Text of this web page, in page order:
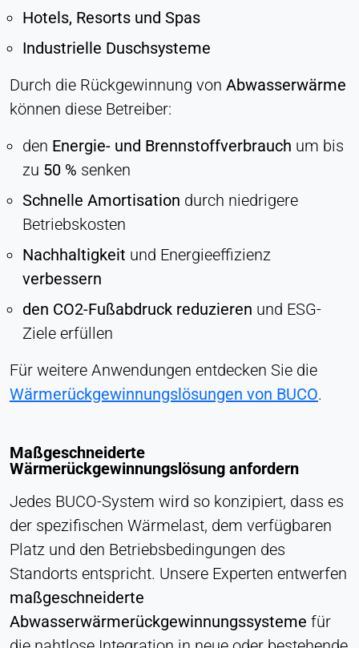
Hotels, Resorts und Spas
Industrielle Duschsysteme
Durch die Rückgewinnung von Abwasserwärme
können diese Betreiber:
den Energie- und Brennstoffverbrauch um bis
zu 50 % senken
Schnelle Amortisation durch niedrigere
Betriebskosten
Nachhaltigkeit und Energieeffizienz
verbessern
den CO2-Fußabdruck reduzieren und ESG-
Ziele erfüllen
Für weitere Anwendungen entdecken Sie die
Wärmerückgewinnungslösungen von BUCO.
Maßgeschneiderte
Wärmerückgewinnungslösung anfordern
Jedes BUCO-System wird so konzipiert, dass es
der spezifischen Wärmelast, dem verfügbaren
Platz und den Betriebsbedingungen des
Standorts entspricht. Unsere Experten entwerfen
maßgeschneiderte
Abwasserwärmerückgewinnungssysteme für